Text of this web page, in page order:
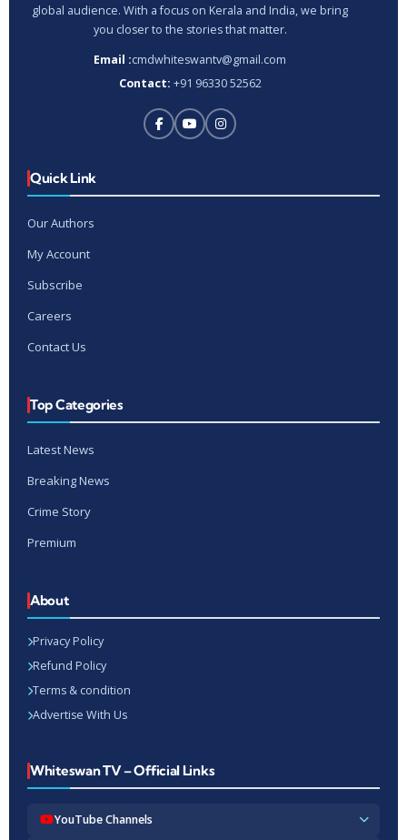
global audience. With a focus on Kerala and India, we bring
you closer to the stories that matter.
Email :cmdwhiteswantv@gmail.com
Contact: +91 96330 52562
Quick Link
Our Authors
My Account
Subscribe
Careers
Contact Us
Top Categories
Latest News
Breaking News
Crime Story
Premium
About
Privacy Policy
Refund Policy
Terms & condition
Advertise With Us
Whiteswan TV – Official Links
YouTube Channels